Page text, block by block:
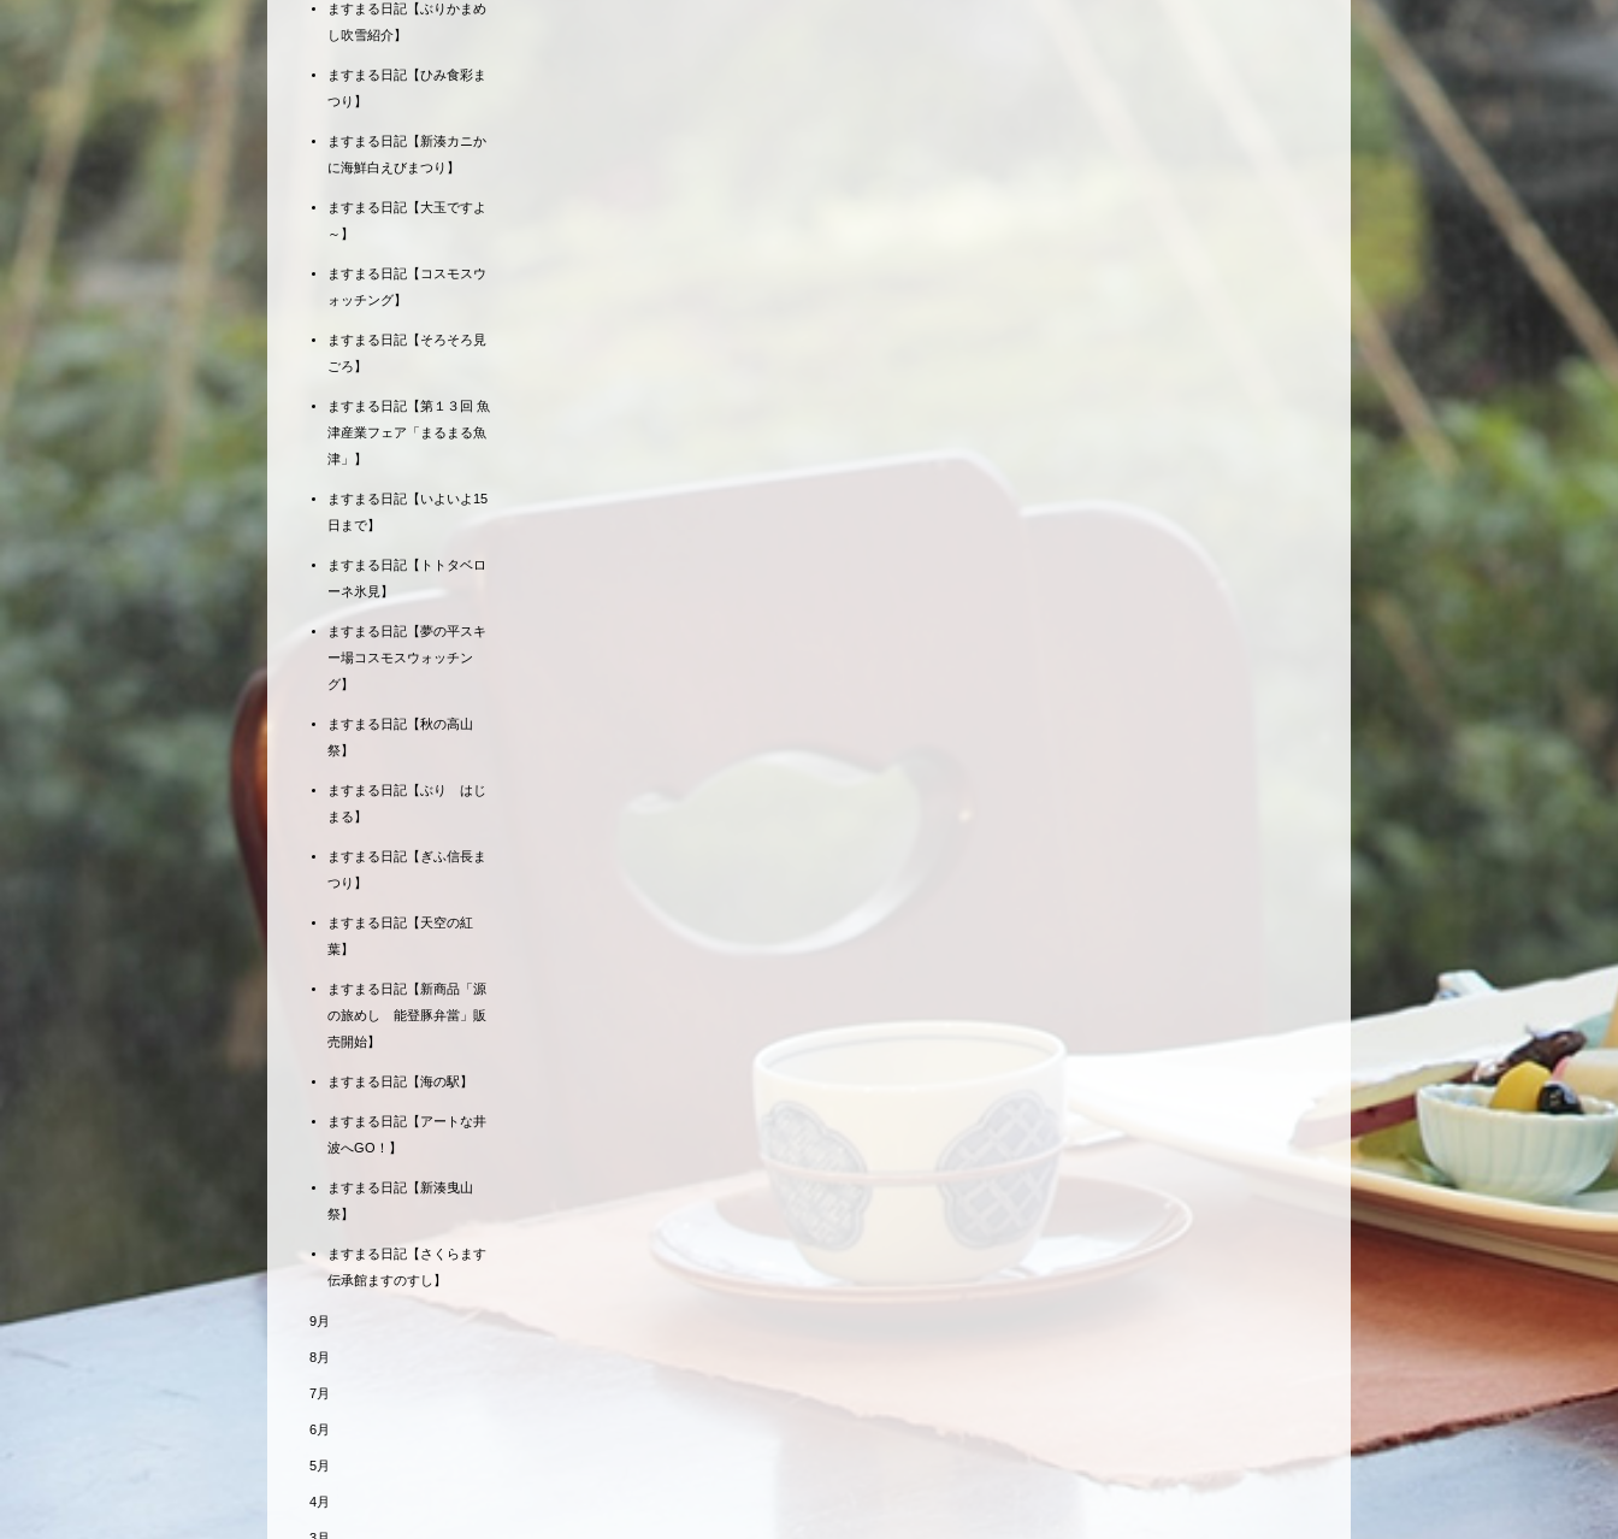
ますまる日記【ぶりかまめ
し吹雪紹介】
ますまる日記【ひみ食彩ま
つり】
ますまる日記【新湊カニか
に海鮮白えびまつり】
ますまる日記【大玉ですよ
～】
ますまる日記【コスモスウ
ォッチング】
ますまる日記【そろそろ見
ごろ】
ますまる日記【第１３回 魚
津産業フェア「まるまる魚
津」】
ますまる日記【いよいよ15
日まで】
ますまる日記【トトタベロ
ーネ氷見】
ますまる日記【夢の平スキ
ー場コスモスウォッチン
グ】
ますまる日記【秋の高山
祭】
ますまる日記【ぶり はじ
まる】
ますまる日記【ぎふ信長ま
つり】
ますまる日記【天空の紅
葉】
ますまる日記【新商品「源
の旅めし 能登豚弁當」販
売開始】
ますまる日記【海の駅】
ますまる日記【アートな井
波へGO！】
ますまる日記【新湊曳山
祭】
ますまる日記【さくらます
伝承館ますのすし】
9月
8月
7月
6月
5月
4月